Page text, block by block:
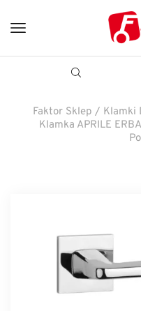
Faktor Sklep / Klamki
Klamka APRILE